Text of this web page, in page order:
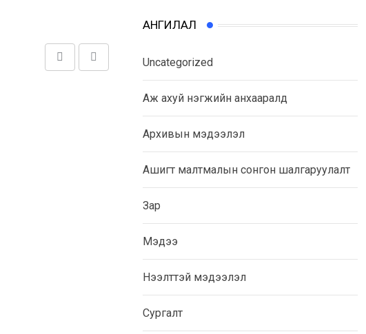
АНГИЛАЛ
Uncategorized
Аж ахуй нэгжийн анхааралд
Архивын мэдээлэл
Ашигт малтмалын сонгон шалгаруулалт
Зар
Мэдээ
Нээлттэй мэдээлэл
Сургалт